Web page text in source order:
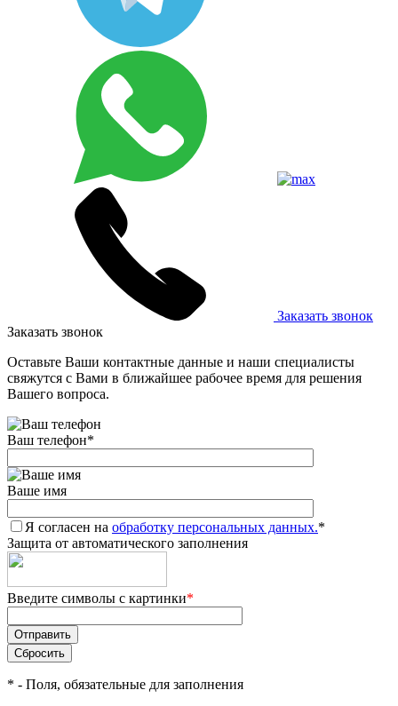
Заказать звонок
Заказать звонок
Оставьте Ваши контактные данные и наши специалисты
свяжутся с Вами в ближайшее рабочее время для решения
Вашего вопроса.
Ваш телефон*
Ваше имя
Я согласен на обработку персональных данных.*
Защита от автоматического заполнения
Введите символы с картинки*
* - Поля, обязательные для заполнения